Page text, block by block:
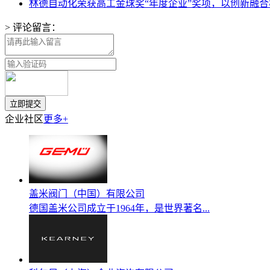
林德自动化荣获高工金球奖“年度企业”奖项，以创新融
> 评论留言：
企业社区更多+
盖米阀门（中国）有限公司
德国盖米公司成立于1964年，是世界著名...